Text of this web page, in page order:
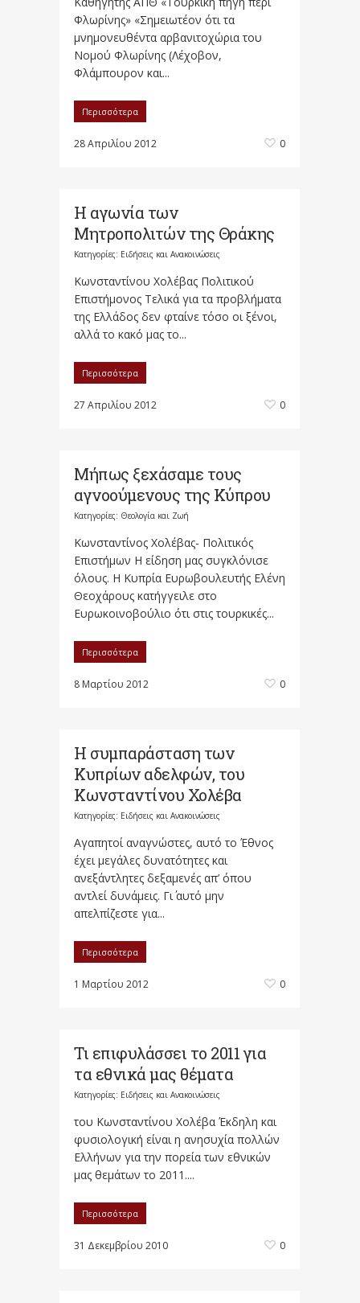
Φλωρίνης» «Σημειωτέον ότι τα
μνημονευθέντα αρβανιτοχώρια του
Νομού Φλωρίνης (Λέχοβον,
Φλάμπουρον και...
Περισσότερα
28 Απριλίου 2012 0
Η αγωνία των
Μητροπολιτών της Θράκης
Κατηγορίες: Ειδήσεις και Ανακοινώσεις
Κωνσταντίνου Χολέβας Πολιτικού
Επιστήμονος Τελικά για τα προβλήματα
της Ελλάδος δεν φταίνε τόσο οι ξένοι,
αλλά το κακό μας το...
Περισσότερα
27 Απριλίου 2012 0
Μήπως ξεχάσαμε τους
αγνοούμενους της Κύπρου
Κατηγορίες: Θεολογία και Ζωή
Κωνσταντίνος Χολέβας- Πολιτικός
Επιστήμων Η είδηση μας συγκλόνισε
όλους. Η Κυπρία Ευρωβουλευτής Ελένη
Θεοχάρους κατήγγειλε στο
Ευρωκοινοβούλιο ότι στις τουρκικές...
Περισσότερα
8 Μαρτίου 2012 0
Η συμπαράσταση των
Κυπρίων αδελφών, του
Κωνσταντίνου Χολέβα
Κατηγορίες: Ειδήσεις και Ανακοινώσεις
Αγαπητοί αναγνώστες, αυτό το Έθνος
έχει μεγάλες δυνατότητες και
ανεξάντλητες δεξαμενές απ’ όπου
αντλεί δυνάμεις. Γι΄ αυτό μην
απελπίζεστε για...
Περισσότερα
1 Μαρτίου 2012 0
Τι επιφυλάσσει το 2011 για
τα εθνικά μας θέματα
Κατηγορίες: Ειδήσεις και Ανακοινώσεις
του Κωνσταντίνου Χολέβα Έκδηλη και
φυσιολογική είναι η ανησυχία πολλών
Ελλήνων για την πορεία των εθνικών
μας θεμάτων το 2011....
Περισσότερα
31 Δεκεμβρίου 2010 0